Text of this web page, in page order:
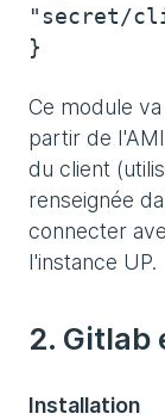
"secret/
}
Ce module
partir de
du client
renseignée
connecter
l'instance UP.
2. Gitlab
Installation